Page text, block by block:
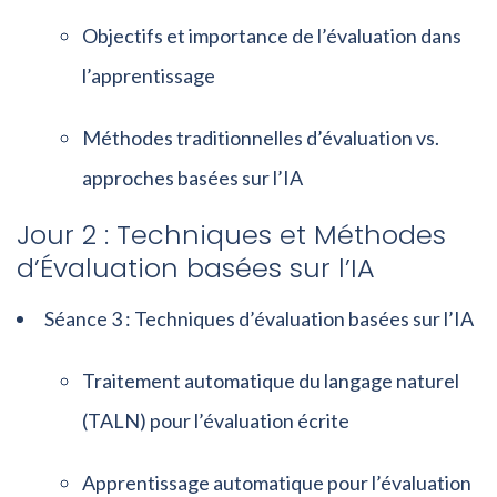
Objectifs et importance de l’évaluation dans
l’apprentissage
Méthodes traditionnelles d’évaluation vs.
approches basées sur l’IA
Jour 2 : Techniques et Méthodes
d’Évaluation basées sur l’IA
Séance 3 : Techniques d’évaluation basées sur l’IA
Traitement automatique du langage naturel
(TALN) pour l’évaluation écrite
Apprentissage automatique pour l’évaluation